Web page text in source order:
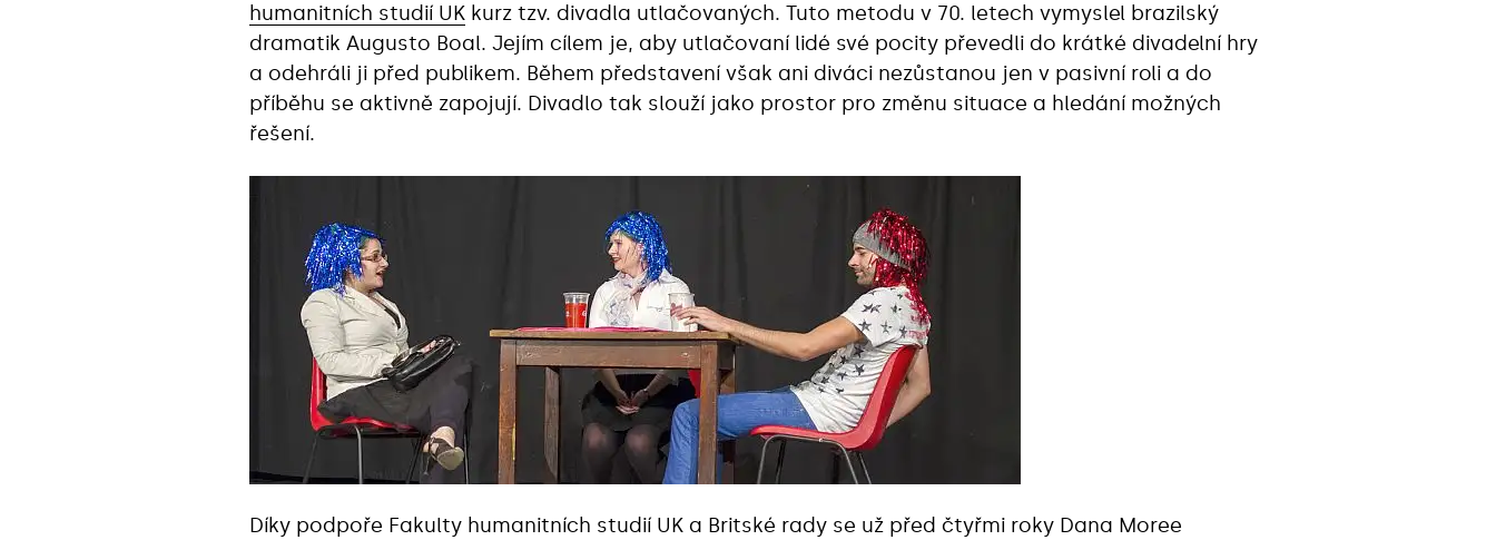
humanitních studií UK kurz tzv. divadla utlačovaných. Tuto metodu v 70. letech vymyslel brazilský
dramatik Augusto Boal. Jejím cílem je, aby utlačovaní lidé své pocity převedli do krátké divadelní hry
a odehráli ji před publikem. Během představení však ani diváci nezůstanou jen v pasivní roli a do
příběhu se aktivně zapojují. Divadlo tak slouží jako prostor pro změnu situace a hledání možných
řešení.
Díky podpoře Fakulty humanitních studií UK a Britské rady se už před čtyřmi roky Dana Moree